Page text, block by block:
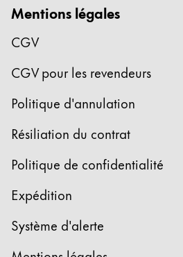
Ελληνικά
Poland
Romania
română
Sweden
Türkçe
Amérique centrale &
Cette région répertorie les
Mentions légales
CGV
CGV pour les revendeurs
Politique d'annulation
Résiliation du contrat
Politique de confidentialité
Expédition
Système d'alerte